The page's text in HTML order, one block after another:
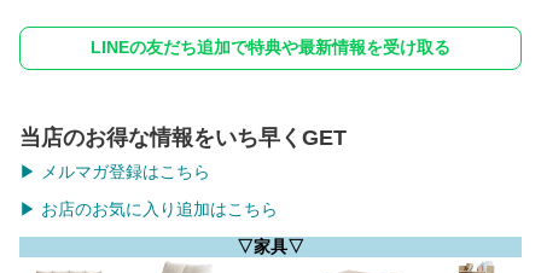
LINEの友だち追加で特典や最新情報を受け取る
当店のお得な情報をいち早くGET
▶ メルマガ登録はこちら
▶ お店のお気に入り追加はこちら
▽家具▽